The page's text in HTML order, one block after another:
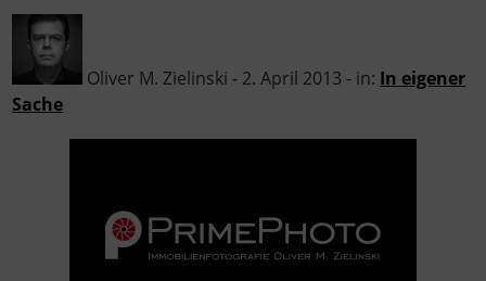
Oliver M. Zielinski - 2. April 2013 - in: In eigener
Sache